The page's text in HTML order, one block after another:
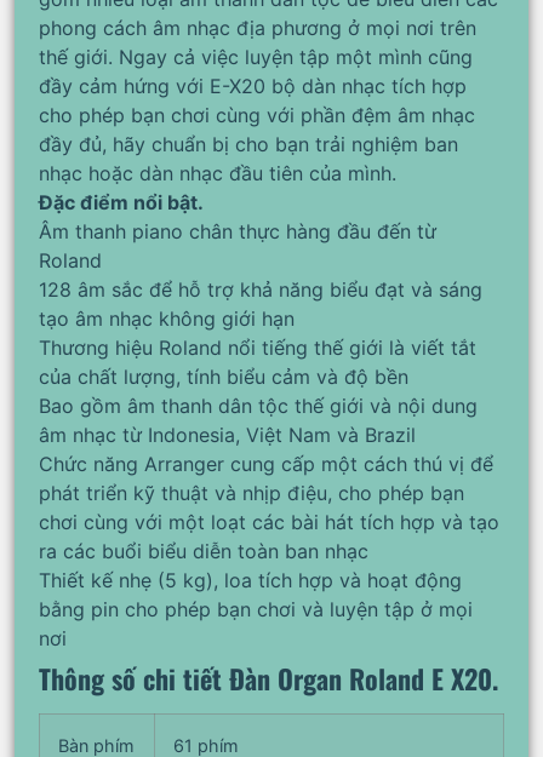
phong cách âm nhạc địa phương ở mọi nơi trên
thế giới. Ngay cả việc luyện tập một mình cũng
đầy cảm hứng với E-X20 bộ dàn nhạc tích hợp
cho phép bạn chơi cùng với phần đệm âm nhạc
đầy đủ, hãy chuẩn bị cho bạn trải nghiệm ban
nhạc hoặc dàn nhạc đầu tiên của mình.
Đặc điểm nổi bật.
Âm thanh piano chân thực hàng đầu đến từ
Roland
128 âm sắc để hỗ trợ khả năng biểu đạt và sáng
tạo âm nhạc không giới hạn
Thương hiệu Roland nổi tiếng thế giới là viết tắt
của chất lượng, tính biểu cảm và độ bền
Bao gồm âm thanh dân tộc thế giới và nội dung
âm nhạc từ Indonesia, Việt Nam và Brazil
Chức năng Arranger cung cấp một cách thú vị để
phát triển kỹ thuật và nhịp điệu, cho phép bạn
chơi cùng với một loạt các bài hát tích hợp và tạo
ra các buổi biểu diễn toàn ban nhạc
Thiết kế nhẹ (5 kg), loa tích hợp và hoạt động
bằng pin cho phép bạn chơi và luyện tập ở mọi
nơi
Thông số chi tiết Đàn Organ Roland E X20.
Bàn phím 61 phím